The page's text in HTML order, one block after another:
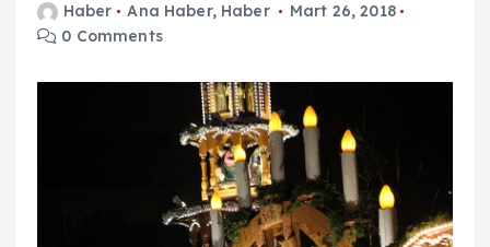
Haber Ana Haber, Haber
Mart 26, 2018
0 Comments